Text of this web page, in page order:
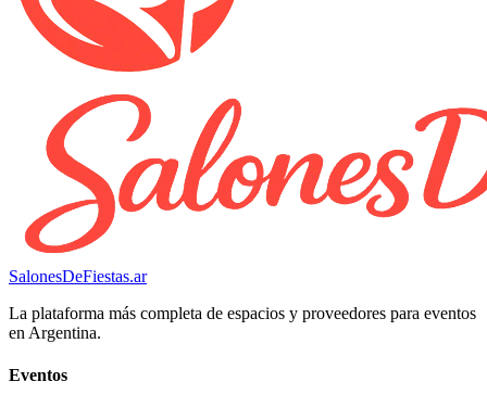
SalonesDeFiestas.ar
La plataforma más completa de espacios y proveedores para eventos
en Argentina.
Eventos